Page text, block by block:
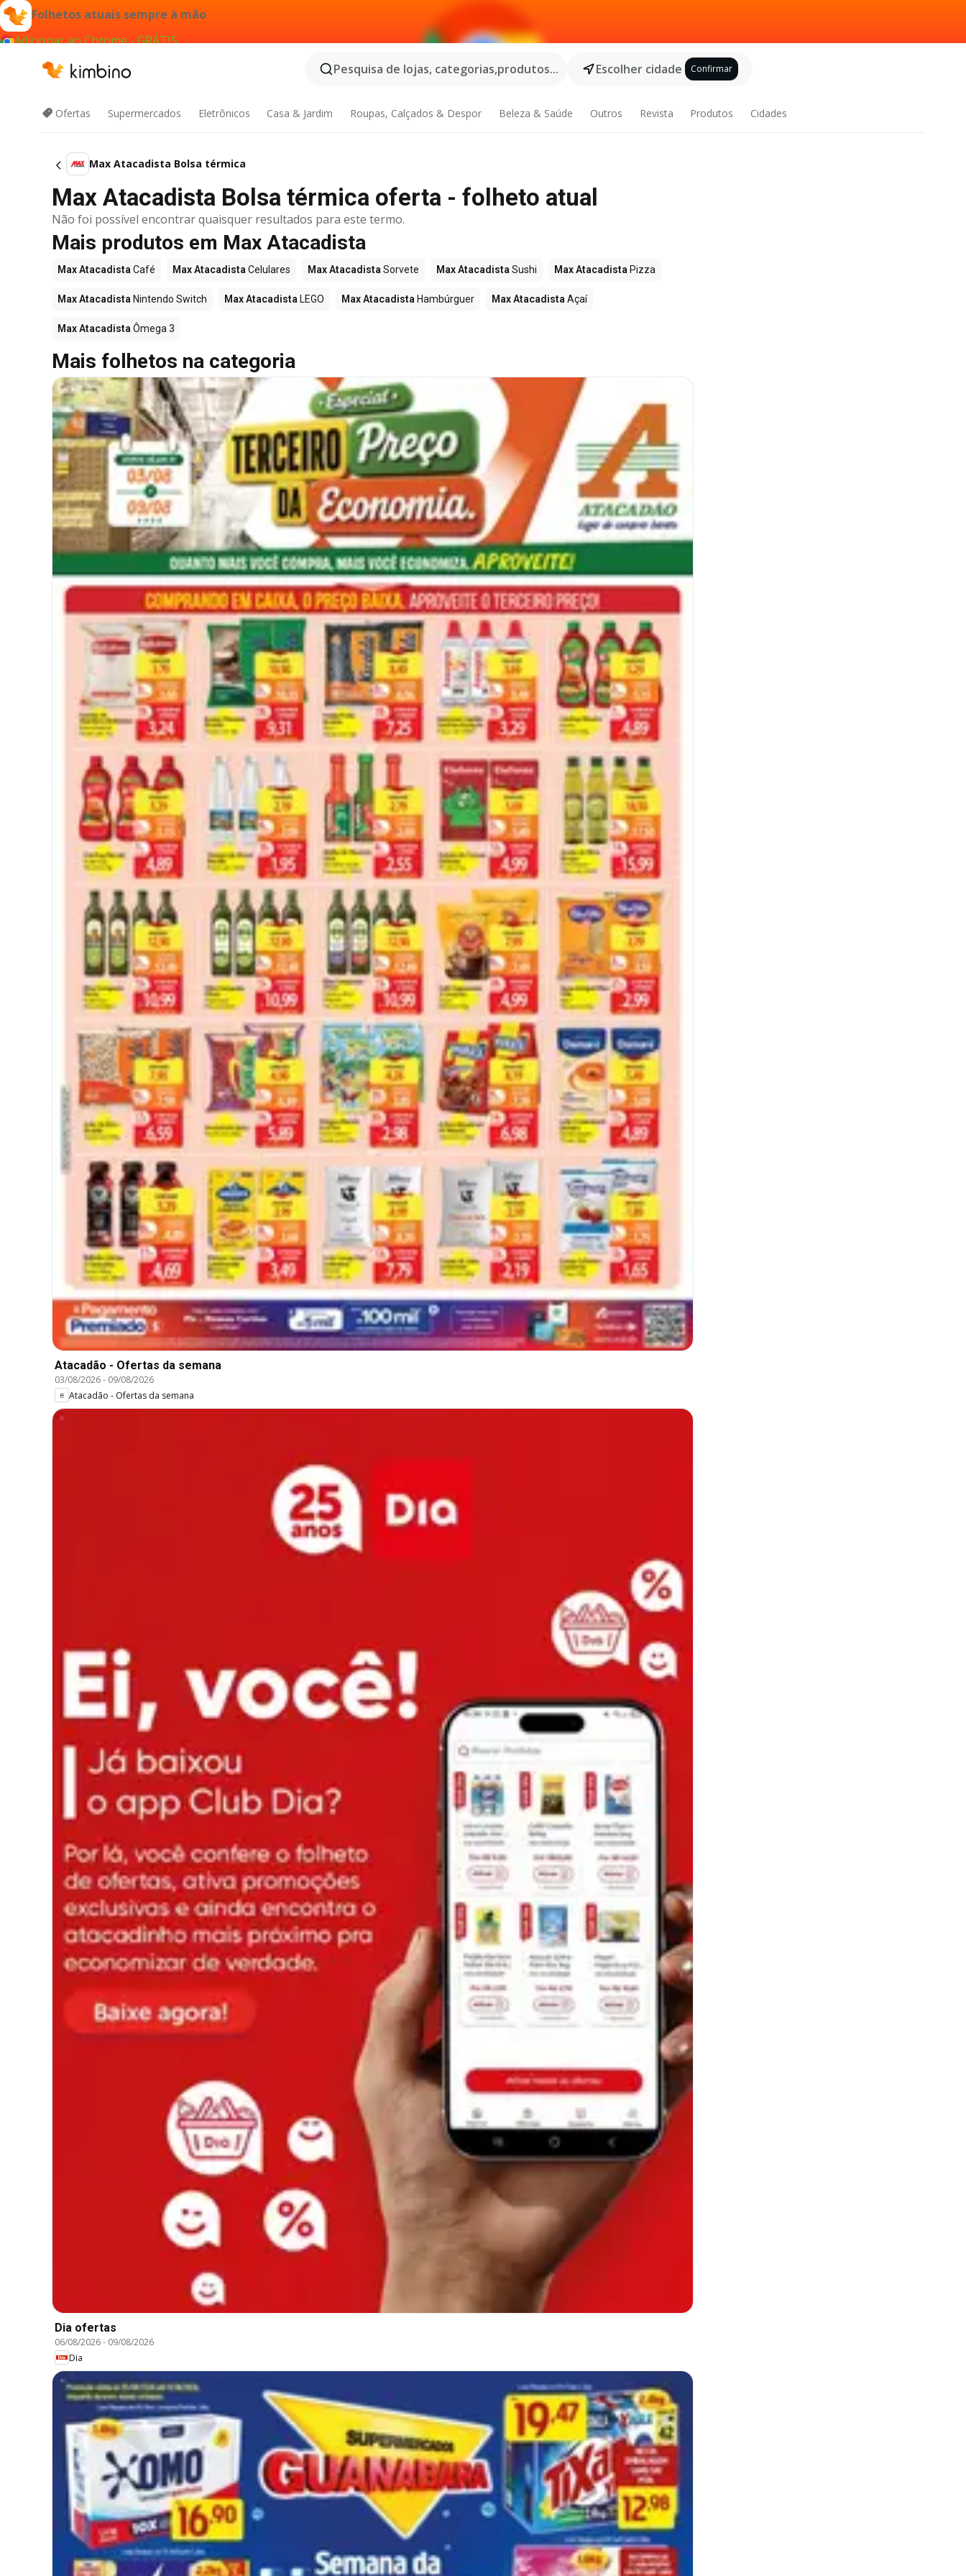
Folhetos atuais sempre à mão
Adicionar ao Chrome - GRÁTIS
Pesquisa de lojas, categorias,produtos...
Escolher cidade Confirmar
Ofertas Supermercados Eletrônicos Casa & Jardim Roupas, Calçados & Despor Beleza & Saúde Outros Revista Produtos Cidades
Max Atacadista Bolsa térmica
Max Atacadista Bolsa térmica oferta - folheto atual
Não foi possível encontrar quaisquer resultados para este termo.
Mais produtos em Max Atacadista
Max Atacadista Café Max Atacadista Celulares Max Atacadista Sorvete Max Atacadista Sushi Max Atacadista Pizza
Max Atacadista Nintendo Switch Max Atacadista LEGO Max Atacadista Hambúrguer Max Atacadista Açaí
Max Atacadista Ômega 3
Mais folhetos na categoria
Atacadão - Ofertas da semana
03/08/2026- 09/08/2026
Atacadão - Ofertas da semana
Dia ofertas
06/08/2026- 09/08/2026
Dia